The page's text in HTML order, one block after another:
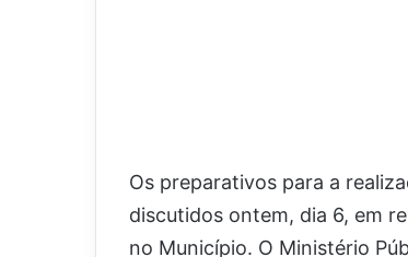
Os preparativos para a
discutidos ontem, dia 6, em
no Município. O Ministério